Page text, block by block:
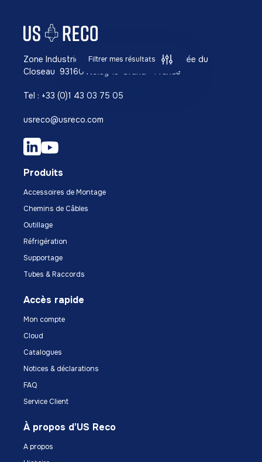
Zone Industrielle Richardets NORD 42, Allée du
Closeau 93160 Noisy-le-Grand - France
Tel : +33 (0)1 43 03 75 05
usreco@usreco.com
Produits
Accessoires de Montage
Chemins de Câbles
Outillage
Réfrigération
Supportage
Tubes & Raccords
Accès rapide
Mon compte
Cloud
Catalogues
Notices & déclarations
FAQ
Service Client
À propos d’US Reco
A propos
Filtrer mes résultats